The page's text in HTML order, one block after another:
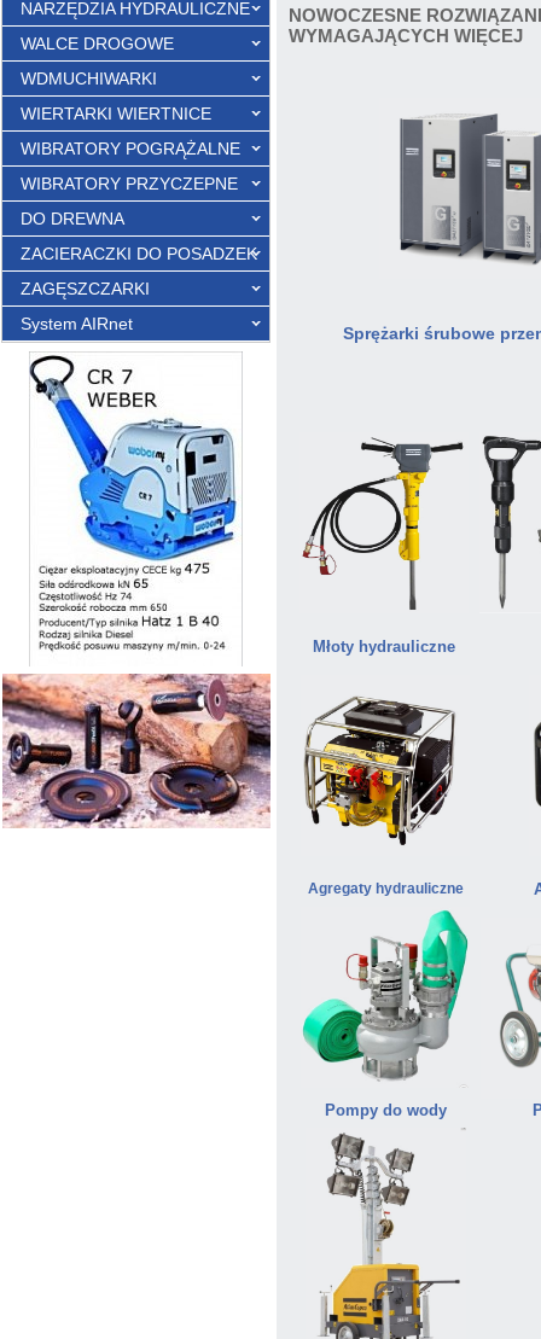
NARZĘDZIA HYDRAULICZNE
WALCE DROGOWE
WDMUCHIWARKI
WIERTARKI WIERTNICE
WIBRATORY POGRĄŻALNE
WIBRATORY PRZYCZEPNE
DO DREWNA
ZACIERACZKI DO POSADZEK
ZAGĘSZCZARKI
System AIRnet
NOWOCZESNE
WYMAGAJĄCYCH WIĘCEJ
Sprężarki śrubowe
Młoty hydrauliczne
Agregaty hydrauliczne
Pompy do wody